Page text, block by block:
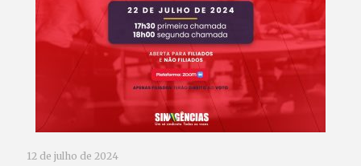
12 de julho de 2024